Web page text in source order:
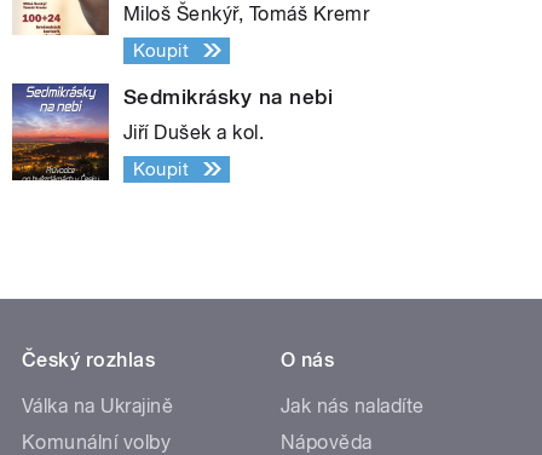
Miloš Šenkýř, Tomáš Kremr
Koupit
Sedmikrásky na nebi
Jiří Dušek a kol.
Koupit
Český rozhlas
Válka na Ukrajině
Komunální volby
O nás
Jak nás naladíte
Nápověda